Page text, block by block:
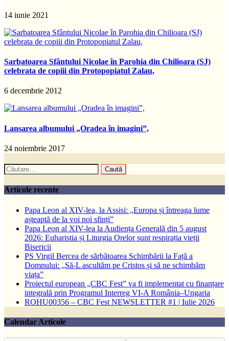
14 iunie 2021
Sarbatoarea Sfântului Nicolae în Parohia din Chilioara (SJ)
celebrata de copiii din Protopopiatul Zalau,
6 decembrie 2012
Lansarea albumului „Oradea în imagini”,
24 noiembrie 2017
Caută
după:
Articole recente
Papa Leon al XIV-lea, la Assisi: „Europa și întreaga lume
așteaptă de la voi noi sfinți”
Papa Leon al XIV-lea la Audiența Generală din 5 august
2026: Euharistia și Liturgia Orelor sunt respirația vieții
Bisericii
PS Virgil Bercea de sărbătoarea Schimbării la Față a
Domnului: „Să-L ascultăm pe Cristos și să ne schimbăm
viața”
Proiectul european „CBC Fest” va fi implementat cu finanțare
integrală prin Programul Interreg VI-A România–Ungaria
ROHU00356 – CBC Fest NEWSLETTER #1 | Iulie 2026
Calendar Articole